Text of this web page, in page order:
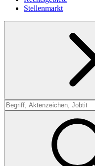
Stellenmarkt
Suche